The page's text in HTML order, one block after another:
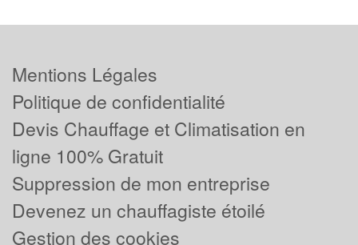
Mentions Légales
Politique de confidentialité
Devis Chauffage et Climatisation en
ligne 100% Gratuit
Suppression de mon entreprise
Devenez un chauffagiste étoilé
Gestion des cookies